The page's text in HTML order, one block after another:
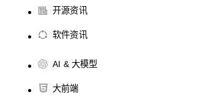
开源资讯
软件资讯
AI & 大模型
大前端